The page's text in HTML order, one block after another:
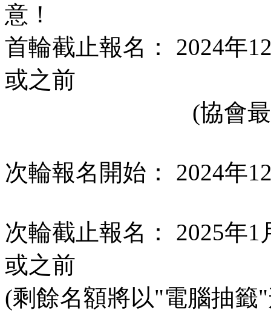
意！
首輪截止報名： 2024年
或之前
(協會最多只
次輪報名開始： 2024年
次輪截止報名： 2025年
或之前
(剩餘名額將以"電腦抽籤